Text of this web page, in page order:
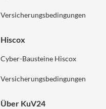
Versicherungsbedingungen
Hiscox
Cyber-Bausteine Hiscox
Versicherungsbedingungen
Über KuV24